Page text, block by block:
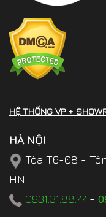
HỆ THỐNG VP +
HÀ NỘI
Tòa T6-08 -
HN.
0931.31.88.77 -